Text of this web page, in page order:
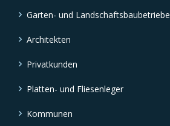
Garten- und Landschaftsbaubetriebe
Architekten
Privatkunden
Platten- und Fliesenleger
Kommunen